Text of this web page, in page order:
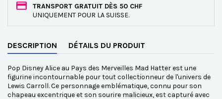
TRANSPORT GRATUIT DÈS 50 CHF
UNIQUEMENT POUR LA SUISSE.
DESCRIPTION DÉTAILS DU PRODUIT
Pop Disney Alice au Pays des Merveilles Mad Hatter est une
figurine incontournable pour tout collectionneur de l'univers de
Lewis Carroll. Ce personnage emblématique, connu pour son
chapeau excentrique et son sourire malicieux, est capturé avec